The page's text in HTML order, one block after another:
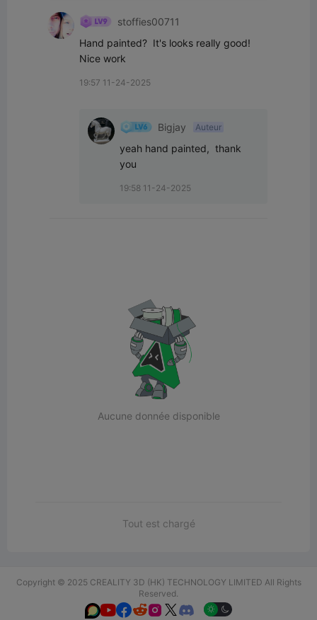
stoffies00711
Hand painted?  It's looks really good!
Nice work
19:57 11-24-2025
Bigjay Auteur
yeah hand painted,  thank
you
19:58 11-24-2025
Aucune donnée disponible
Tout est chargé
Copyright © 2025 CREALITY 3D (HK) TECHNOLOGY LIMITED All Rights
Reserved.
  